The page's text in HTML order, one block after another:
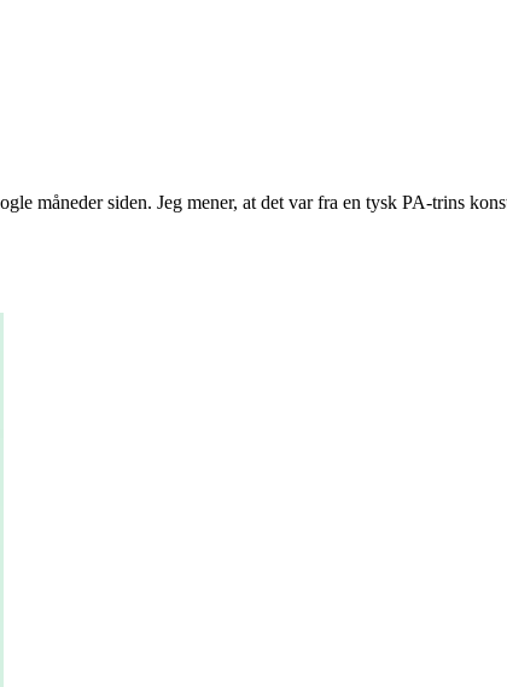
måneder siden. Jeg mener, at det var fra en tysk PA-trins